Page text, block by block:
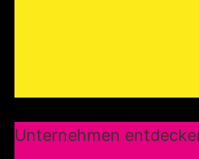
Unternehmen